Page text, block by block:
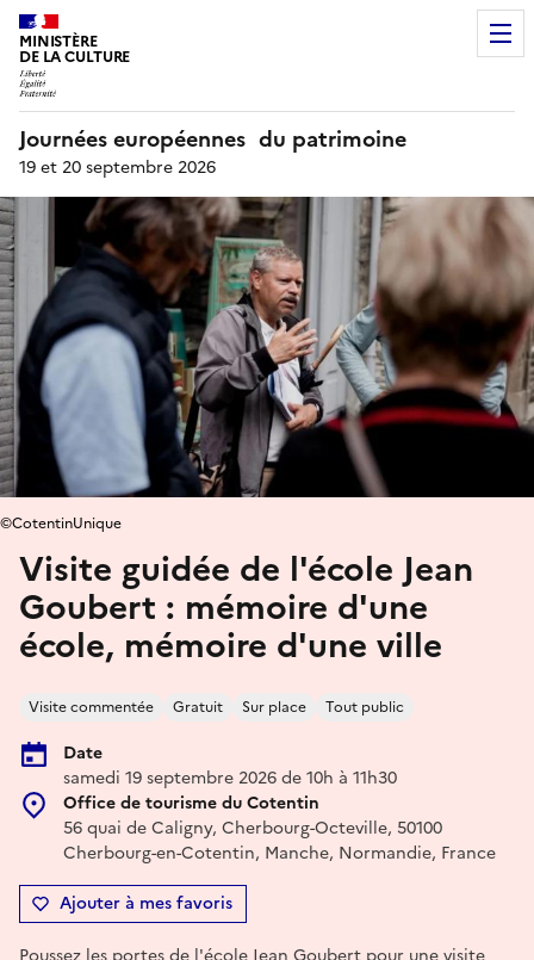
MINISTÈRE
DE LA CULTURE
Journées européennes du patrimoine
19 et 20 septembre 2026
Visite guidée de l'école Jean
Goubert : mémoire d'une
école, mémoire d'une ville
Visite commentée Gratuit Sur place Tout public
Date
samedi 19 septembre 2026 de 10h à 11h30
Office de tourisme du Cotentin
56 quai de Caligny, Cherbourg-Octeville, 50100
Cherbourg-en-Cotentin, Manche, Normandie, France
Ajouter à mes favoris
©CotentinUnique